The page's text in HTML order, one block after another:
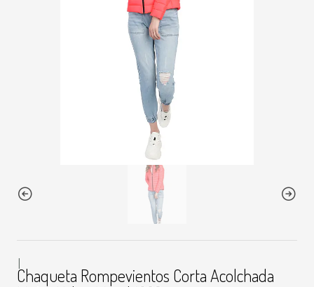
|
Chaqueta Rompevientos Corta Acolchada